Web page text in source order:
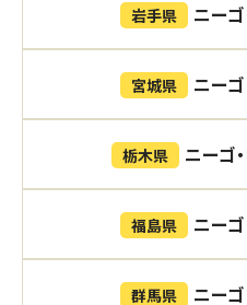
岩手県 ニー
宮城県 ニー
栃木県 ニーゴ
福島県 ニー
群馬県 ニー